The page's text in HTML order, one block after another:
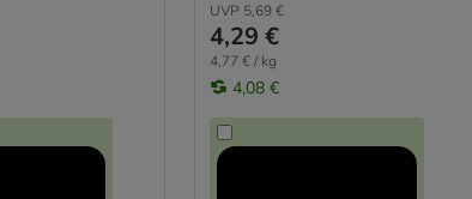
UVP 5,69 €
4,29 €
4,77 € / kg
4,08 €